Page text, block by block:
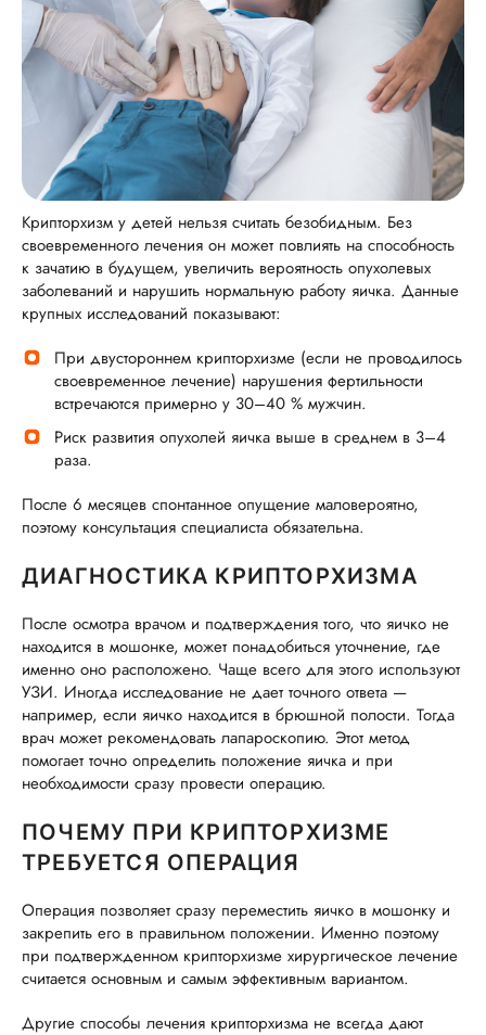
Крипторхизм у детей нельзя считать безобидным. Без
своевременного лечения он может повлиять на способность
к зачатию в будущем, увеличить вероятность опухолевых
заболеваний и нарушить нормальную работу яичка. Данные
крупных исследований показывают:
При двустороннем крипторхизме (если не проводилось
своевременное лечение) нарушения фертильности
встречаются примерно у 30–40 % мужчин.
Риск развития опухолей яичка выше в среднем в 3–4
раза.
После 6 месяцев спонтанное опущение маловероятно,
поэтому консультация специалиста обязательна.
ДИАГНОСТИКА КРИПТОРХИЗМА
После осмотра врачом и подтверждения того, что яичко не
находится в мошонке, может понадобиться уточнение, где
именно оно расположено. Чаще всего для этого используют
УЗИ. Иногда исследование не дает точного ответа —
например, если яичко находится в брюшной полости. Тогда
врач может рекомендовать лапароскопию. Этот метод
помогает точно определить положение яичка и при
необходимости сразу провести операцию.
ПОЧЕМУ ПРИ КРИПТОРХИЗМЕ
ТРЕБУЕТСЯ ОПЕРАЦИЯ
Операция позволяет сразу переместить яичко в мошонку и
закрепить его в правильном положении. Именно поэтому
при подтвержденном крипторхизме хирургическое лечение
считается основным и самым эффективным вариантом.
Другие способы лечения крипторхизма не всегда дают